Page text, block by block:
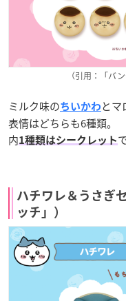
（引用：「バ
ミルク味のちいかわ とマ
表情はどちらも6種類。
内1種類はシークレット
ハチワレ＆うさぎ
ッチ」）